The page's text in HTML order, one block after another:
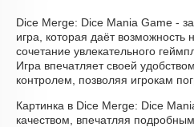
Dice Merge: Dice Mania Game -
игра, которая даёт возможность
сочетание увлекательного
Игра впечатляет своей
контролем, позволяя игрокам
Картинка в Dice Merge: Dice
качеством, впечатляя